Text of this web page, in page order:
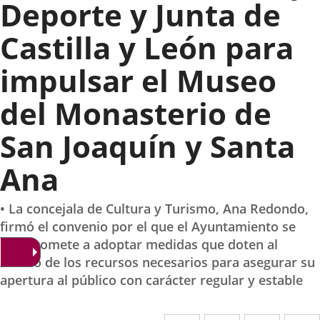
Deporte y Junta de
Castilla y León para
impulsar el Museo
del Monasterio de
San Joaquín y Santa
Ana
• La concejala de Cultura y Turismo, Ana Redondo,
firmó el convenio por el que el Ayuntamiento se
compromete a adoptar medidas que doten al
Museo de los recursos necesarios para asegurar su
apertura al público con carácter regular y estable